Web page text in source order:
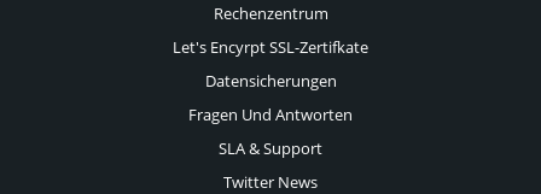
Rechenzentrum
Let's Encyrpt SSL-Zertifkate
Datensicherungen
Fragen Und Antworten
SLA & Support
Twitter News